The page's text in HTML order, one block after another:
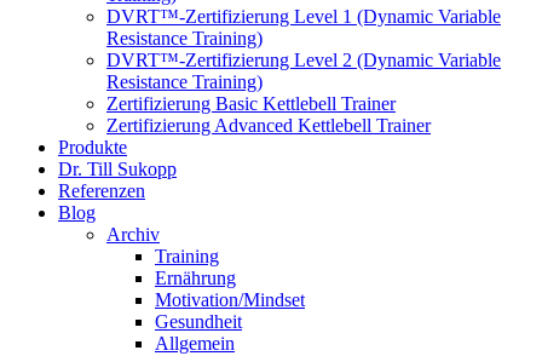
DVRT™-Zertifizierung Level 1 (Dynamic Variable
Resistance Training)
DVRT™-Zertifizierung Level 2 (Dynamic Variable
Resistance Training)
Zertifizierung Basic Kettlebell Trainer
Zertifizierung Advanced Kettlebell Trainer
Produkte
Dr. Till Sukopp
Referenzen
Blog
Archiv
Training
Ernährung
Motivation/Mindset
Gesundheit
Allgemein